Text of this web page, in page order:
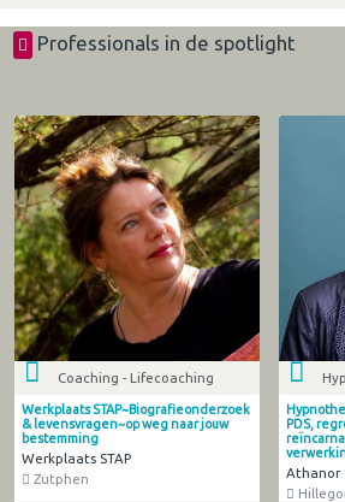
Professionals in de spotlight
Coaching - Lifecoaching
Werkplaats STAP~Biografieonderzoek
& levensvragen~op weg naar jouw
bestemming
Werkplaats STAP
Zutphen
PDS,
Athanor